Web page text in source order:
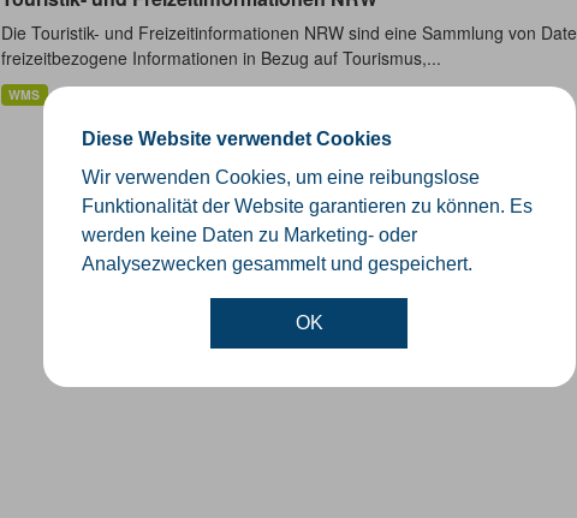
Diese Website verwendet Cookies
Wir verwenden Cookies, um eine reibungslose
Funktionalität der Website garantieren zu können. Es
werden keine Daten zu Marketing- oder
Analysezwecken gesammelt und gespeichert.
OK
Die Touristik- und Freizeitinformationen NRW sind eine Sammlung von
freizeitbezogene Informationen in Bezug auf Tourismus,...
WMS